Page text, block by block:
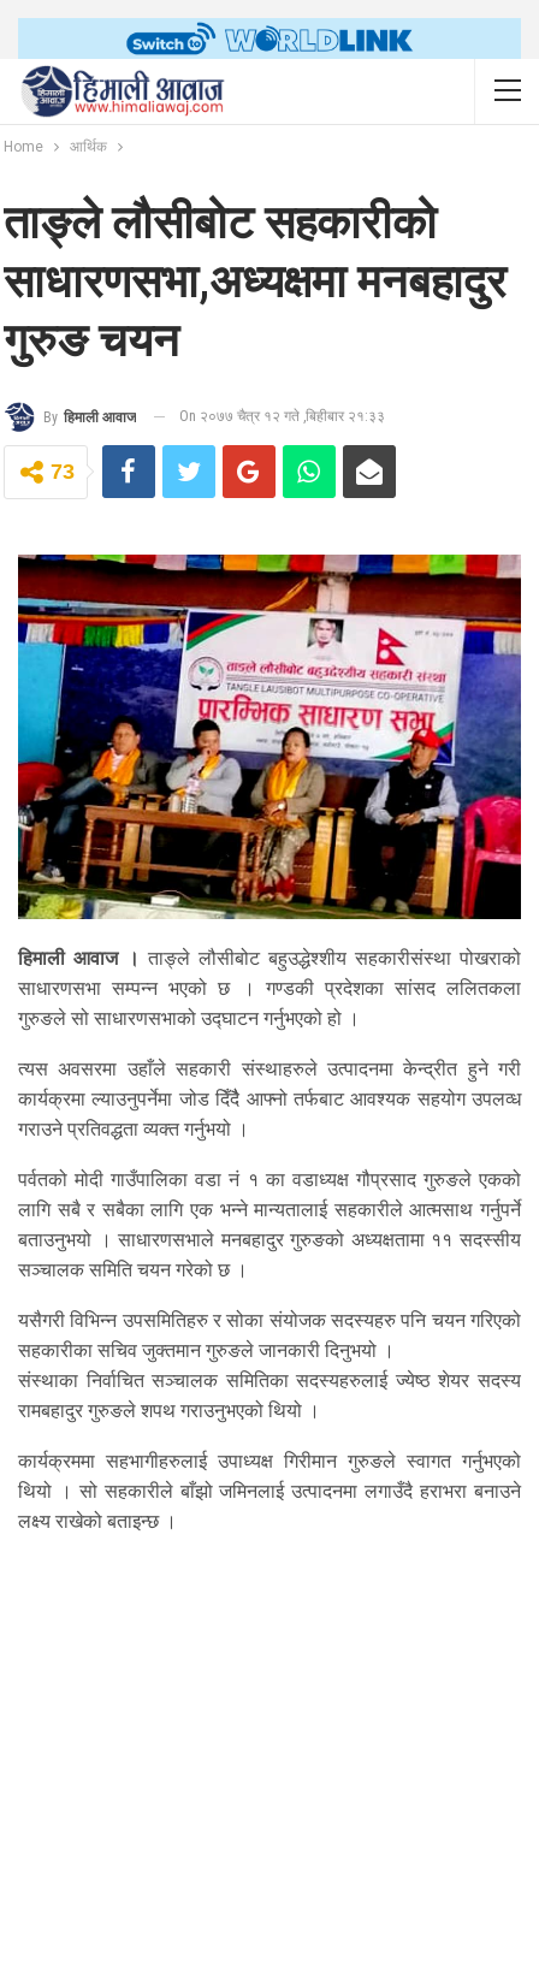
Home आर्थिक
ताङ्ले लौसीबोट सहकारीको
साधारणसभा,अध्यक्षमा मनबहादुर
गुरुङ चयन
By हिमाली आवाज On २०७७ चैत्र १२ गते ,बिहीबार २१:३३
73
हिमाली आवाज । ताङ्ले लौसीबोट बहुउद्धेश्शीय सहकारीसंस्था पोखराको
साधारणसभा सम्पन्न भएको छ । गण्डकी प्रदेशका सांसद ललितकला
गुरुङले सो साधारणसभाको उद्घाटन गर्नुभएको हो ।
त्यस अवसरमा उहाँले सहकारी संस्थाहरुले उत्पादनमा केन्द्रीत हुने गरी
कार्यक्रमा ल्याउनुपर्नेमा जोड दिँदैै आफ्नो तर्फबाट आवश्यक सहयोग उपलव्ध
गराउने प्रतिवद्धता व्यक्त गर्नुभयो ।
पर्वतको मोदी गाउँपालिका वडा नं १ का वडाध्यक्ष गौप्रसाद गुरुङले एकको
लागि सबै र सबैका लागि एक भन्ने मान्यतालाई सहकारीले आत्मसाथ गर्नुपर्ने
बताउनुभयो । साधारणसभाले मनबहादुर गुरुङको अध्यक्षतामा ११ सदस्सीय
सञ्चालक समिति चयन गरेको छ ।
यसैगरी विभिन्न उपसमितिहरु र सोका संयोजक सदस्यहरु पनि चयन गरिएको
सहकारीका सचिव जुक्तमान गुरुङले जानकारी दिनुभयो ।
संस्थाका निर्वाचित सञ्चालक समितिका सदस्यहरुलाई ज्येष्ठ शेयर सदस्य
रामबहादुर गुरुङले शपथ गराउनुभएको थियो ।
कार्यक्रममा सहभागीहरुलाई उपाध्यक्ष गिरीमान गुरुङले स्वागत गर्नुभएको
थियो । सो सहकारीले बाँझो जमिनलाई उत्पादनमा लगाउँदै हराभरा बनाउने
लक्ष्य राखेको बताइन्छ ।